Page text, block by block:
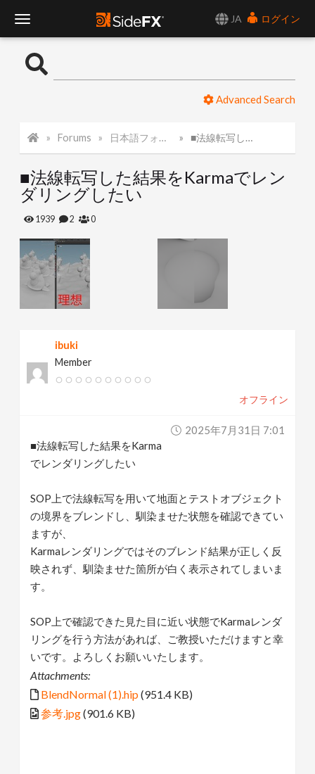
JA
ログイン
o
l
e
N
Advanced Search
Forums 日本語フォーラム ■法線転写した結果をKarmaでレンダリングしたい
■法線転写した結果をKarmaでレン
ダリングしたい
1939 2 0
ibuki
Member
オフライン
2025年7月31日 7:01
■法線転写した結果をKarma
でレンダリングしたい
SOP上で法線転写を用いて地面とテストオブジェクト
の境界をブレンドし、馴染ませた状態を確認できてい
ますが、
Karmaレンダリングではそのブレンド結果が正しく反
映されず、馴染ませた箇所が白く表示されてしまいま
す。
SOP上で確認できた見た目に近い状態でKarmaレンダ
リングを行う方法があれば、ご教授いただけますと幸
いです。よろしくお願いいたします。
Attachments:
BlendNormal (1).hip(951.4 KB)
参考.jpg(901.6 KB)